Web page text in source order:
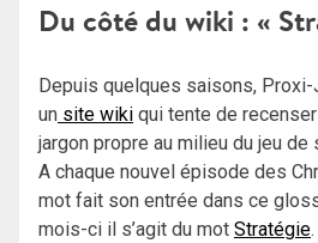
Du côté du wiki : «
Depuis quelques saisons,
un site wiki qui tente de
jargon propre au milieu du jeu de
A chaque nouvel épisode des
mot fait son entrée dans ce
mois-ci il s’agit du mot Stratégie.